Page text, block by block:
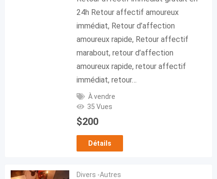
24h Retour affectif amoureux
immédiat, Retour d’affection
amoureux rapide, Retour affectif
marabout, retour d’affection
amoureux rapide, retour affectif
immédiat, retour…
À vendre
35 Vues
$200
Détails
Divers -Autres